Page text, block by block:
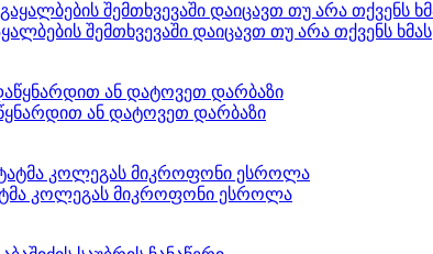
შემთხვევაში დაიცავთ თუ არა თქვენს ხმას
ან დატოვეთ დარბაზი
კოლეგას მიკროფონი ესროლა